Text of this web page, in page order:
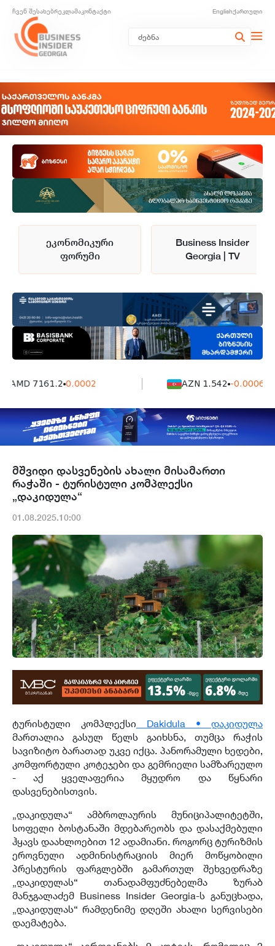
ჩვენ შესახებრეკლამაკონტაქტი Englishქართული
ეკონომიკური
ფორუმი
Business Insider
Georgia | TV
AMD 7161.2 0.0002 AZN 1.542 -0.0006
მშვიდი დასვენების ახალი მისამართი
რაჭაში - ტურისტული კომპლექსი
„დაკიდულა“
01.08.2025.10:00
ტურისტული კომპლექსი Dakidula • დაკიდულა
მართალია გასულ წელს გაიხსნა, თუმცა რაჭის
სავიზიტო ბარათად უკვე იქცა. პანორამული ხედები,
კომფორტული კოტეჯები და გემრიელი სამზარეულო
- აქ ყველაფერია მყუდრო და წყნარი
დასვენებისთვის.
„დაკიდულა“ ამბროლაურის მუნიციპალიტეტში,
სოფელი ბოსტანაში მდებარეობს და დასაქმებული
ჰყავს დაახლოებით 12 ადამიანი. როგორც ტურიზმის
ეროვნული ადმინისტრაციის მიერ მოწყობილი
პრესტურის ფარგლებში გამართულ შეხვედრაზე
„დაკიდულას“ თანადამფუძნებელმა ზურაბ
მანჯგალაძემ Business Insider Georgia-ს განუცხადა,
„დაკიდულას“ რამდენიმე დღეში ახალი სერვისები
დაემატება.